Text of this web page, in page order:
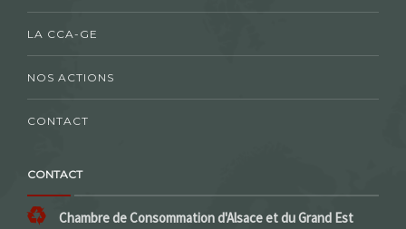
LA CCA-GE
NOS ACTIONS
CONTACT
CONTACT
Chambre de Consommation d'Alsace et du Grand Est